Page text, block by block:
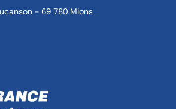
- 69 780 Mions